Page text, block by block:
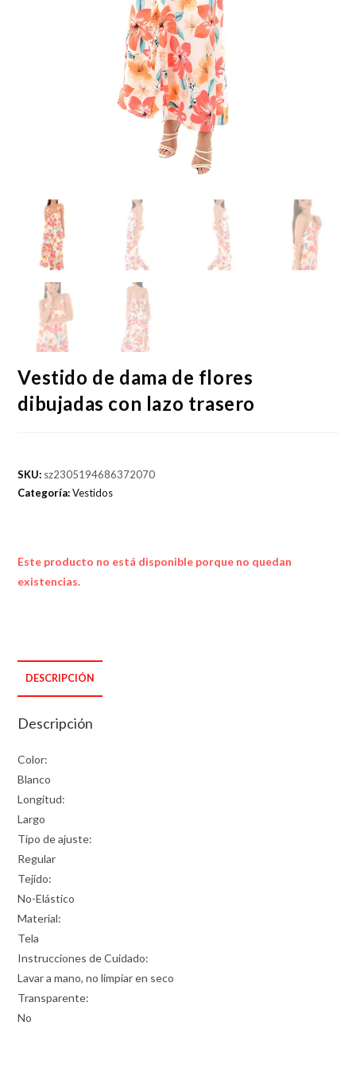
Vestido de dama de flores
dibujadas con lazo trasero
SKU: sz2305194686372070
Categoría:Vestidos
Este producto no está disponible porque no quedan
existencias.
DESCRIPCIÓN
Descripción
Color:
Blanco
Longitud:
Largo
Tipo de ajuste:
Regular
Tejido:
No-Elástico
Material:
Tela
Instrucciones de Cuidado:
Lavar a mano, no limpiar en seco
Transparente:
No